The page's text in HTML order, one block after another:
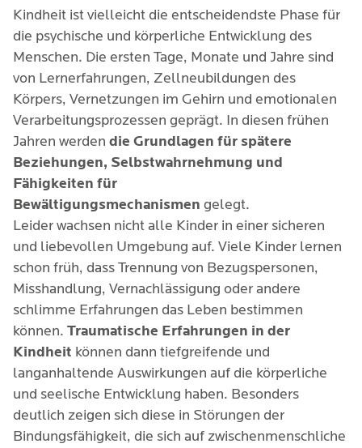
Kindheit ist vielleicht die entscheidendste Phase für
die psychische und körperliche Entwicklung des
Menschen. Die ersten Tage, Monate und Jahre sind
von Lernerfahrungen, Zellneubildungen des
Körpers, Vernetzungen im Gehirn und emotionalen
Verarbeitungsprozessen geprägt. In diesen frühen
Jahren werden die Grundlagen für spätere
Beziehungen, Selbstwahrnehmung und
Fähigkeiten für
Bewältigungsmechanismen gelegt.
Leider wachsen nicht alle Kinder in einer sicheren
und liebevollen Umgebung auf. Viele Kinder lernen
schon früh, dass Trennung von Bezugspersonen,
Misshandlung, Vernachlässigung oder andere
schlimme Erfahrungen das Leben bestimmen
können. Traumatische Erfahrungen in der
Kindheit können dann tiefgreifende und
langanhaltende Auswirkungen auf die körperliche
und seelische Entwicklung haben. Besonders
deutlich zeigen sich diese in Störungen der
Bindungsfähigkeit, die sich auf zwischenmenschliche